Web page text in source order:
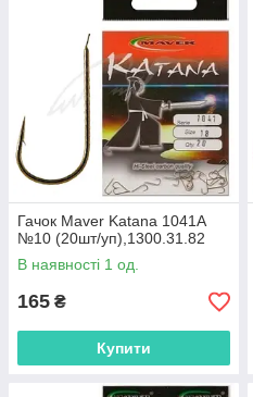
Гачок Maver Katana 1041A
№10 (20шт/уп),1300.31.82
В наявності 1 од.
165 ₴
Купити